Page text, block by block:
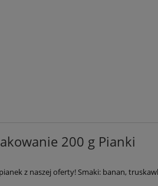
200 g Pianki
z naszej oferty! Smaki: banan,